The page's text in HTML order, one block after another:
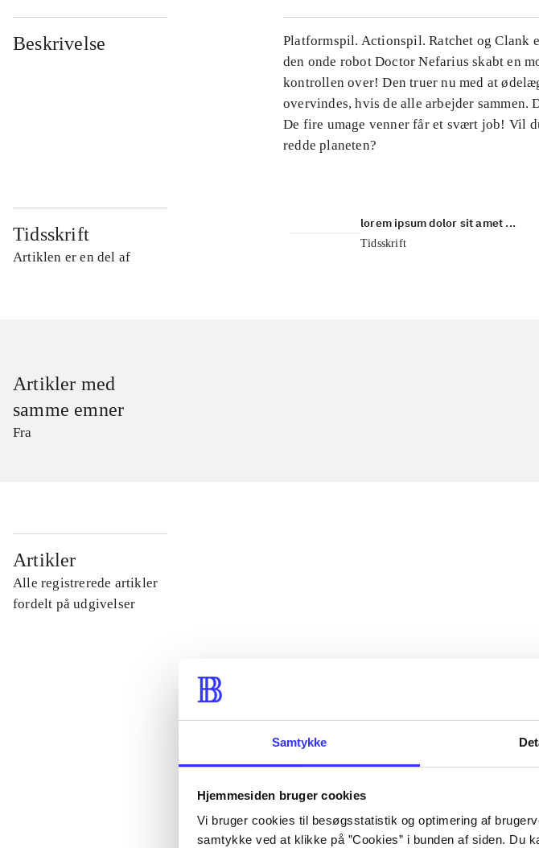
Samtykke
Hjemmesiden bruger cookies
Vi bruger cookies til besøgsstatistik og optimering af
samtykke ved at klikke på ”Cookies” i bunden af siden. Du
Beskrivelse
Platformspil. Actionspil. Ratchet og Clank
den onde robot Doctor Nefarius skabt en
kontrollen over! Den truer nu med at
overvindes, hvis de alle arbejder sammen.
De fire umage venner får et svært job! Vil
redde planeten?
Tidsskrift
Artiklen er en del af
lorem ipsum dolor sit amet ...
Tidsskrift
Artikler med
samme emner
Fra
Artikler
Alle registrerede artikler
fordelt på udgivelser